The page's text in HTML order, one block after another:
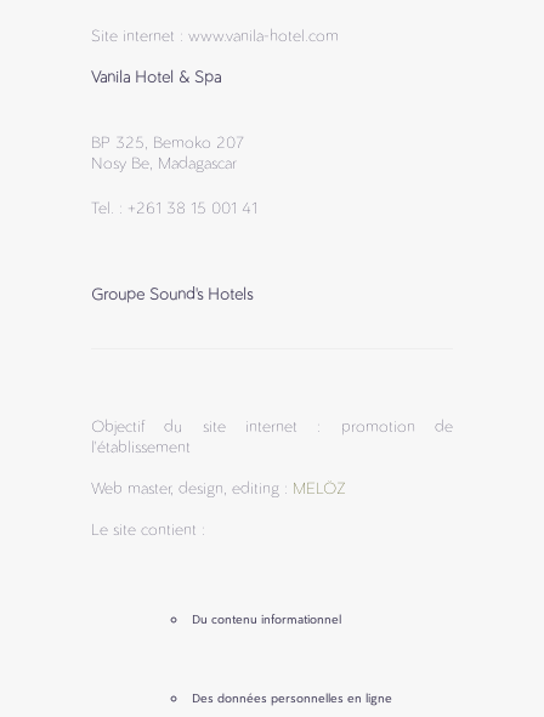
Site internet : www.vanila-hotel.com
Vanila Hotel & Spa
BP 325, Bemoko 207
Nosy Be, Madagascar
Tel. : +261 38 15 001 41
Groupe Sound's Hotels
Objectif du site internet : promotion de
l'établissement
Web master, design, editing : MELÖZ
Le site contient :
Du contenu informationnel
Des données personnelles en ligne